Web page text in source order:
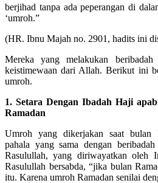
berjihad tanpa ada peperangan di
‘umroh.”
(HR. Ibnu Majah no. 2901, hadits ini
Mereka yang melakukan beribadah
keistimewaan dari Allah. Berikut ini
umroh.
1. Setara Dengan Ibadah Haji
Ramadan
Umroh yang dikerjakan saat bulan
pahala yang sama dengan
Rasulullah, yang diriwayatkan oleh
Rasulullah bersabda, “jika bulan
itu. Karena umroh Ramadan senilai